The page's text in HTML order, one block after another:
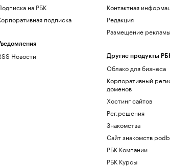
на РБК
подписка
Новости
Контактная
Редакция
Размещение рекламы
Другие продукты
Облако для бизнеса
Корпоративный
доменов
Хостинг сайтов
Рег.решения
Знакомства
Сайт знакомств
РБК Компании
РБК Курсы